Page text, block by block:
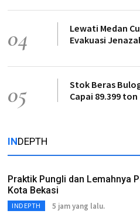
04
Lewati Medan
Evakuasi
05
Stok Beras
Capai 89.399 ton
INDEPTH
Praktik Pungli dan Lemahnya
Kota Bekasi
INDEPTH 5 jam yang lalu.